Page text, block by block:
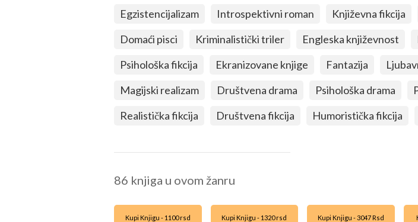
Egzistencijalizam
Introspektivni roman Književna fikcija
Domaći pisci
Kriminalistički triler Engleska književnost
Psihološka fikcija
Ekranizovane knjige Fantazija
Magijski realizam
Društvena drama Psihološka drama
Realistička fikcija
Društvena fikcija Humoristička fikcija
86 knjiga u ovom žanru
Kupi Knjigu - 1100 rsd Kupi Knjigu - 1320 rsd Kupi Knjigu - 3047 Rsd